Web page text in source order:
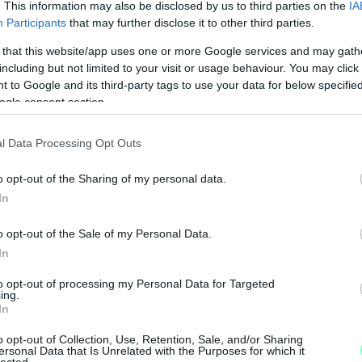
This information may also be disclosed by us to third parties on the
Participants that may further disclose it to other third parties.
that this website/app uses one or more Google services and may
but not limited to your visit or usage behaviour. You may
to Google and its third-party tags to use your data for below
consent section.
Data Processing Opt Outs
opt-out of the Sharing of my personal data.
opt-out of the Sale of my Personal Data.
opt-out of processing my Personal Data for Targeted
opt-out of Collection, Use, Retention, Sale, and/or Sharing
Data that Is Unrelated with the Purposes for which it
reggel 7 és 19 óra között várják az
Müller Cecília azt javasolta, hogy
a második oltása óta 4-6 hónap eltelt,
oltás lehetőségével.
és ahhoz, hogy ne fertőződjünk meg,